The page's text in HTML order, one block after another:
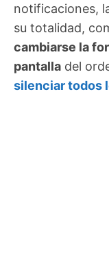
notificaciones,
su totalidad,
cambiarse la
pantalla del
silenciar todos